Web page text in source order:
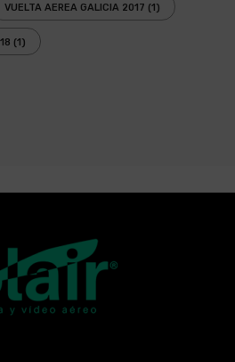
VUELTA AEREA GALICIA 2017 (1)
(1)